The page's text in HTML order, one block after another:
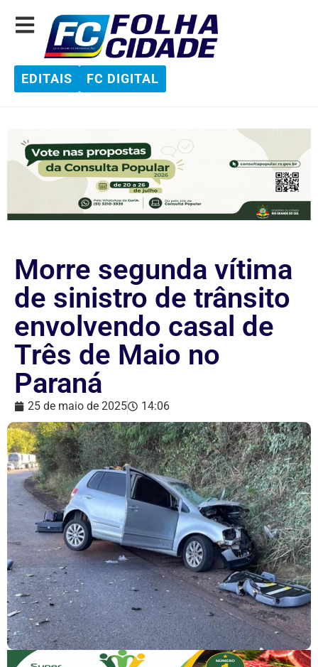
EDITAIS FC DIGITAL
Morre segunda vítima
de sinistro de trânsito
envolvendo casal de
Três de Maio no
Paraná
25 de maio de 2025 14:06